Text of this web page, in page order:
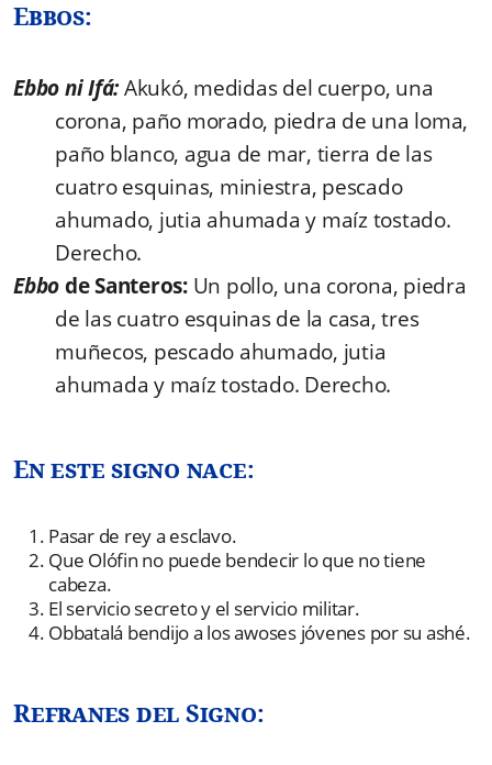
Ebbos:
Ebbo ni Ifá:Akukó, medidas del cuerpo, una
corona, paño morado, piedra de una loma,
paño blanco, agua de mar, tierra de las
cuatro esquinas, miniestra, pescado
ahumado, jutia ahumada y maíz tostado.
Derecho.
Ebbode Santeros:Un pollo, una corona, piedra
de las cuatro esquinas de la casa, tres
muñecos, pescado ahumado, jutia
ahumada y maíz tostado. Derecho.
En este signo nace:
Pasar de rey a esclavo.
Que Olófin no puede bendecir lo que no tiene
cabeza.
El servicio secreto y el servicio militar.
Obbatalá bendijo a los awoses jóvenes por su ashé.
Refranes del Signo: